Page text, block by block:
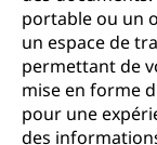
portable ou un
un espace de
permettant de
mise en forme
pour une
des